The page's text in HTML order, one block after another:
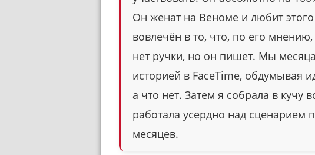
Он женат на Веноме и любит
вовлечён в то, что, по его
нет ручки, но он пишет. Мы
историей в FaceTime, обдумывая
а что нет. Затем я собрала в кучу
работала усердно над сценарием
месяцев.